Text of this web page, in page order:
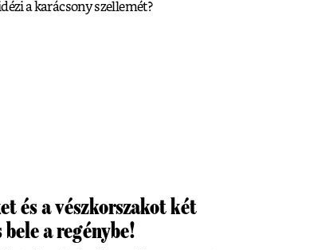
a karácsony szellemét?
és a vészkorszakot két
a regénybe!